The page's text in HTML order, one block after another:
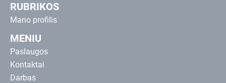
RUBRIKOS
Mano profilis
MENIU
Paslaugos
Kontaktai
Darbas